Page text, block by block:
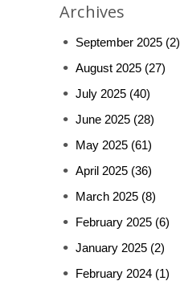
Archives
September 2025 (2)
August 2025 (27)
July 2025 (40)
June 2025 (28)
May 2025 (61)
April 2025 (36)
March 2025 (8)
February 2025 (6)
January 2025 (2)
February 2024 (1)